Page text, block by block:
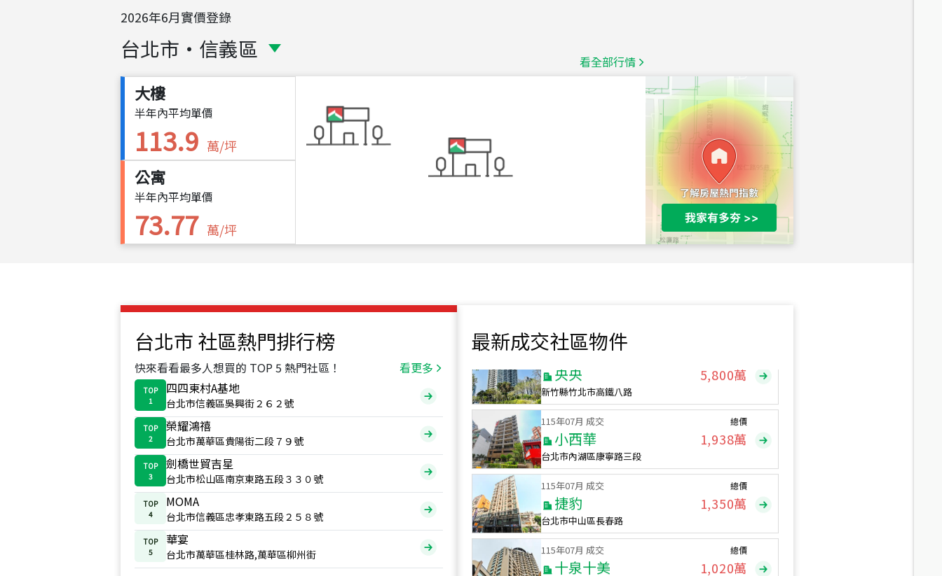
2026年6月實價登錄
台北市 ・ 信義區 看全部行情
大樓
半年內平均單價
113.9 萬/坪
公寓
半年內平均單價
73.77 萬/坪
台北市 社區熱門排行榜
快來看看最多人想買的 TOP 5 熱門社區！ 看更多
TOP
1
四四東村A基地
台北市信義區吳興街２６２號
TOP
2
榮耀鴻禧
台北市萬華區貴陽街二段７９號
TOP
3
劍橋世貿吉星
台北市松山區南京東路五段３３０號
TOP
4
MOMA
台北市信義區忠孝東路五段２５８號
TOP
5
華宴
台北市萬華區桂林路,萬華區柳州街
最新成交社區物件
總價
1,020萬
總價
490萬
新竹市新竹市慈祥路
總價
1,808萬
115年07月 成交
央央
新竹縣竹北市高鐵八路
115年07月 成交
小西華
台北市內湖區康寧路三段
總價
1,938萬
115年07月 成交
捷豹
台北市中山區長春路
總價
1,350萬
115年07月 成交
十泉十美
台北市北投區光明路
總價
1,020萬